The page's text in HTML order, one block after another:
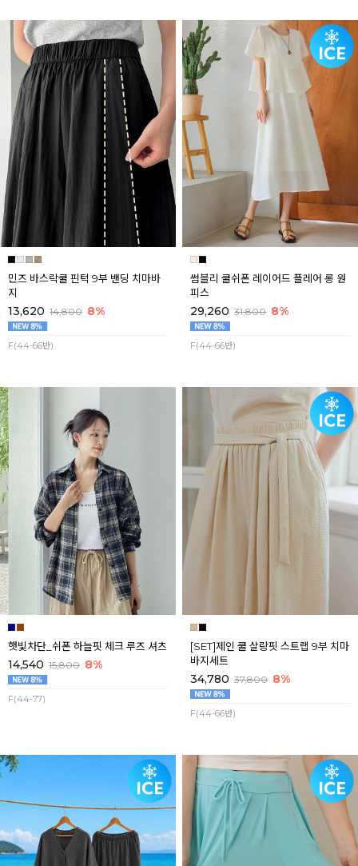
민즈 바스락쿨 핀턱 9부 밴딩 치마바
지
13,620 14,800 8%
F(44-66반)
썸블리 쿨쉬폰 레이어드 플레어 롱 원
피스
29,260 31,800 8%
F(44-66반)
햇빛차단_쉬폰 하늘핏 체크 루즈 셔츠
14,540 15,800 8%
F(44-77)
[SET]제인 쿨 살랑핏 스트랩 9부 치마
바지세트
34,780 37,800 8%
F(44-66반)